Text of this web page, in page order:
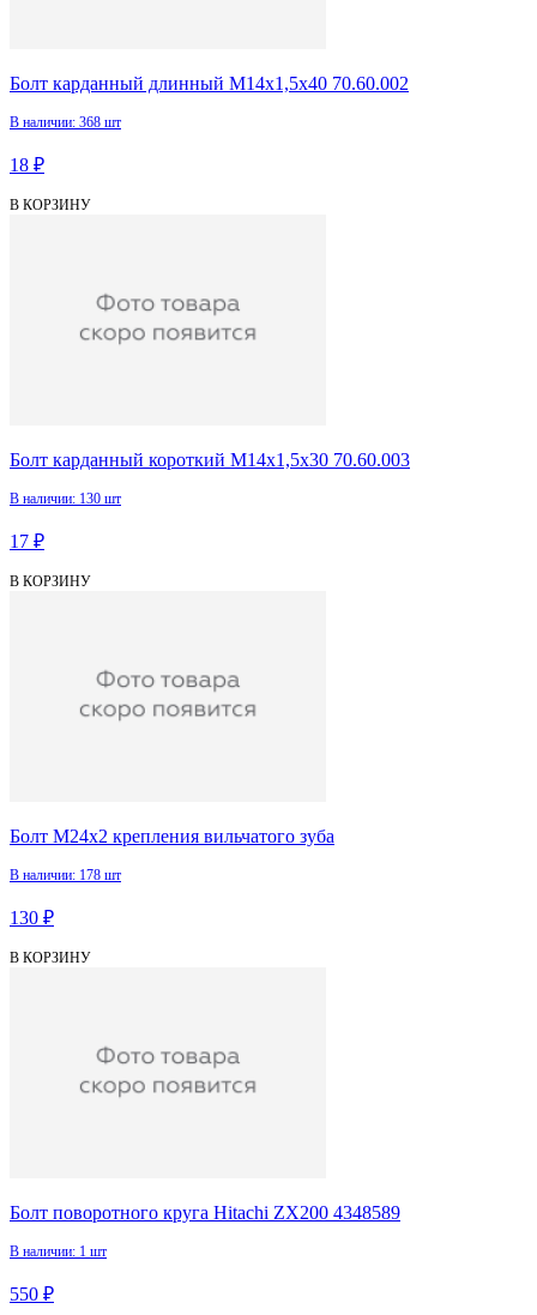
Болт карданный длинный М14х1,5х40 70.60.002
В наличии: 368 шт
18 ₽
В КОРЗИНУ
Болт карданный короткий М14х1,5х30 70.60.003
В наличии: 130 шт
17 ₽
В КОРЗИНУ
Болт М24х2 крепления вильчатого зуба
В наличии: 178 шт
130 ₽
В КОРЗИНУ
Болт поворотного круга Hitachi ZX200 4348589
В наличии: 1 шт
550 ₽